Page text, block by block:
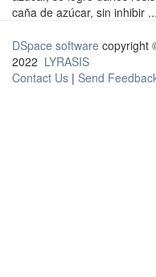
caña de azúcar, sin inhibir ...
DSpace software copyright
2022 LYRASIS
Contact Us | Send